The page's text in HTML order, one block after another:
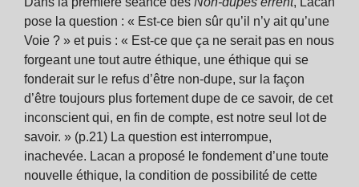
pose la question : « Est-ce bien sûr qu’il n’y ait qu’une
Voie ? » et puis : « Est-ce que ça ne serait pas en nous
forgeant une tout autre éthique, une éthique qui se
fonderait sur le refus d’être non-dupe, sur la façon
d’être toujours plus fortement dupe de ce savoir, de cet
inconscient qui, en fin de compte, est notre seul lot de
savoir. » (p.21) La question est interrompue,
inachevée. Lacan a proposé le fondement d’une toute
nouvelle éthique, la condition de possibilité de cette